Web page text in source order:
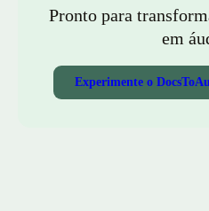
Pronto para
em
Experimente o